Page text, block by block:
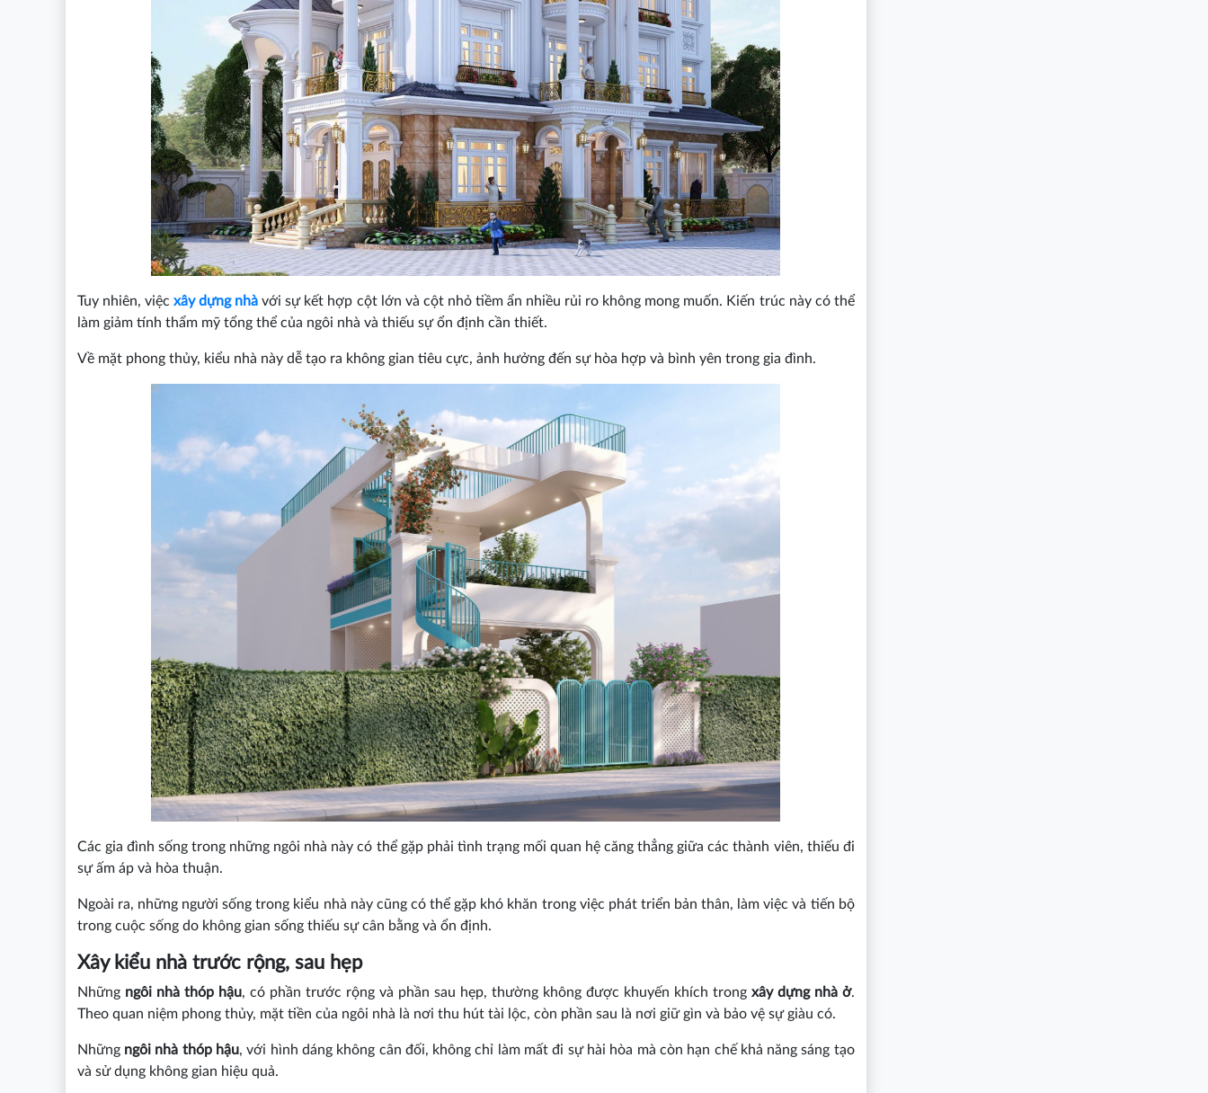
Tuy nhiên, việc xây dựng nhà với sự kết hợp cột lớn và cột nhỏ tiềm ẩn nhiều rủi ro không mong muốn. Kiến trúc này có thể
làm giảm tính thẩm mỹ tổng thể của ngôi nhà và thiếu sự ổn định cần thiết.
Về mặt phong thủy, kiểu nhà này dễ tạo ra không gian tiêu cực, ảnh hưởng đến sự hòa hợp và bình yên trong gia đình.
Các gia đình sống trong những ngôi nhà này có thể gặp phải tình trạng mối quan hệ căng thẳng giữa các thành viên, thiếu đi
sự ấm áp và hòa thuận.
Ngoài ra, những người sống trong kiểu nhà này cũng có thể gặp khó khăn trong việc phát triển bản thân, làm việc và tiến bộ
trong cuộc sống do không gian sống thiếu sự cân bằng và ổn định.
Xây kiểu nhà trước rộng, sau hẹp
Những ngôi nhà thóp hậu, có phần trước rộng và phần sau hẹp, thường không được khuyến khích trong xây dựng nhà ở.
Theo quan niệm phong thủy, mặt tiền của ngôi nhà là nơi thu hút tài lộc, còn phần sau là nơi giữ gìn và bảo vệ sự giàu có.
Những ngôi nhà thóp hậu, với hình dáng không cân đối, không chỉ làm mất đi sự hài hòa mà còn hạn chế khả năng sáng tạo
và sử dụng không gian hiệu quả.